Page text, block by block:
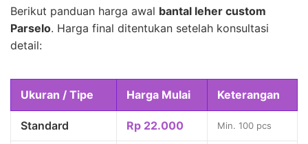
Berikut panduan harga awal bantal leher custom
Parselo. Harga final ditentukan setelah konsultasi
detail:
Ukuran / Tipe Harga Mulai Keterangan
Standard Rp 22.000 Min. 100 pcs